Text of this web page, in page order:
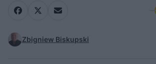
Zbigniew Biskupski